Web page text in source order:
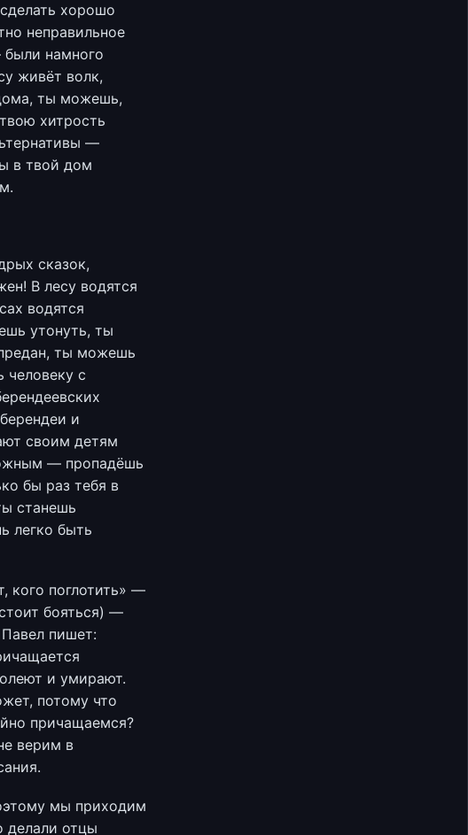
хорошо
неправильное
намного
живёт волк,
ты можешь,
хитрость
—
в твой дом
сказок,
В лесу водятся
водятся
утонуть, ты
ты можешь
человеку с
и
своим детям
— пропадёшь
бы раз тебя в
станешь
легко быть
кого поглотить» —
бояться) —
пишет:
и умирают.
потому что
причащаемся?
верим в
мы приходим
делали отцы